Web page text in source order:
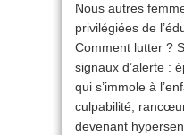
Nous autres
privilégiées de
Comment lutter ?
signaux d’alerte :
qui s’immole à
culpabilité,
devenant